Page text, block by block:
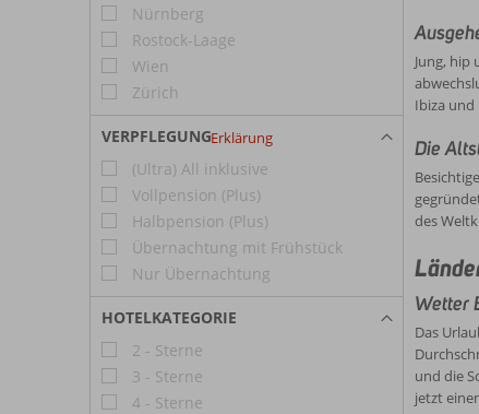
Nürnberg
Rostock-Laage
Wien
Zürich
VERPFLEGUNGErklärung
(Ultra) All inklusive
Vollpension (Plus)
Halbpension (Plus)
Übernachtung mit Frühstück
Nur Übernachtung
HOTELKATEGORIE
2 - Sterne
3 - Sterne
4 - Sterne
Jung, hip
Ibiza
Die
des
Wetter
Das
und die
jetzt